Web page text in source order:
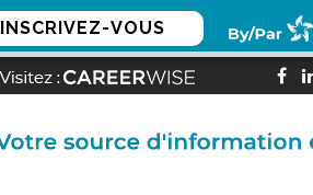
INSCRIVEZ-VOUS